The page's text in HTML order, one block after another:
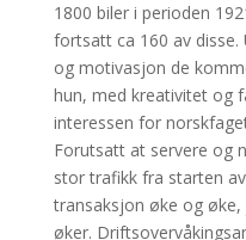
1800 biler i perioden
fortsatt ca 160 av
og motivasjon de
hun, med kreativitet og
interessen for
Forutsatt at servere og
stor trafikk fra starten
transaksjon øke og
øker.